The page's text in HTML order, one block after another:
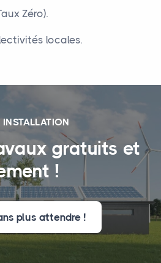
Zéro).
locales.
gratuits et
!
plus attendre !